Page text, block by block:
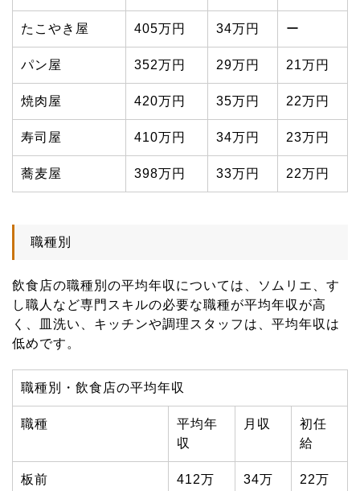
たこやき屋 405万円 34万円 ー
パン屋 352万円 29万円 21万円
焼肉屋 420万円 35万円 22万円
寿司屋 410万円 34万円 23万円
蕎麦屋 398万円 33万円 22万円
職種別
飲食店の職種別の平均年収については、ソムリエ、す
し職人など専門スキルの必要な職種が平均年収が高
く、皿洗い、キッチンや調理スタッフは、平均年収は
低めです。
職種別・飲食店の平均年収
職種
平均年
収
月収
初任
給
板前
412万
34万
22万